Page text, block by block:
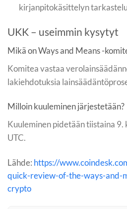
kirjanpitokäsittelyn
UKK – useimmin kysytyt
Mikä on Ways and Means -
Komitea vastaa
lakiehdotuksia
Milloin kuuleminen järjestetään?
Kuuleminen pidetään tiistaina 9.
UTC.
Lähde: https://
quick-review-of-the-ways-and-
crypto